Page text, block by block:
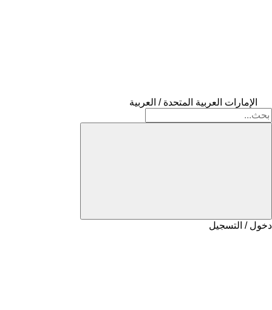
الإمارات العربية المتحدة / العربية
دخول / التسجيل